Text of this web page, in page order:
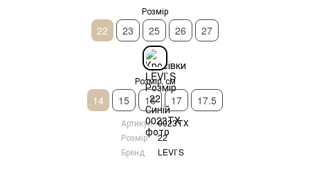
Розмір
22 23 25 26 27
Розмір, см
14 15 16 17 17.5
Артикул 0023ТХ
Розмір
22
Бренд
LEVI`S